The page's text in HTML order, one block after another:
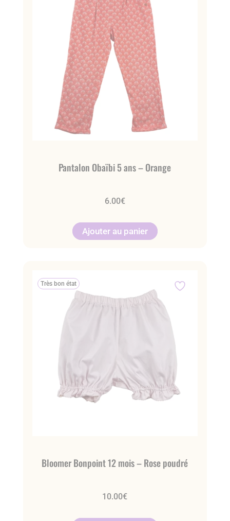
Pantalon Obaïbi 5 ans – Orange
6.00€
Ajouter au panier
Très bon état
Bloomer Bonpoint 12 mois – Rose poudré
10.00€